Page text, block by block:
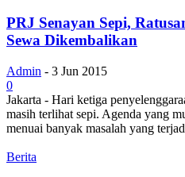
PRJ Senayan Sepi,
Sewa Dikembalikan
Admin - 3 Jun 2015
0
Jakarta - Hari ketiga
masih terlihat sepi. Agenda yang
menuai banyak masalah yang
Berita